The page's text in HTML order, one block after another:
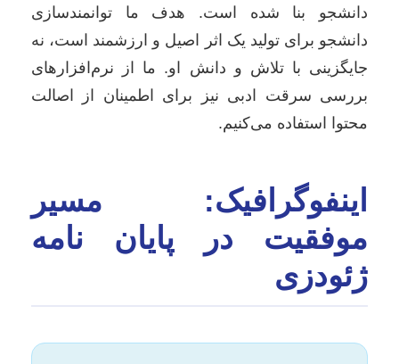
دانشجو بنا شده است. هدف ما توانمندسازی
دانشجو برای تولید یک اثر اصیل و ارزشمند است، نه
جایگزینی با تلاش و دانش او. ما از نرم‌افزارهای
بررسی سرقت ادبی نیز برای اطمینان از اصالت
محتوا استفاده می‌کنیم.
اینفوگرافیک: مسیر
موفقیت در پایان نامه
ژئودزی